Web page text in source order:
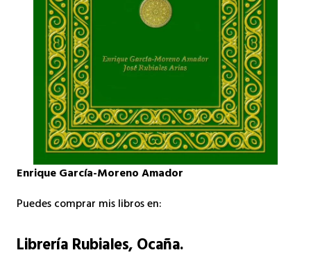
Enrique García-Moreno Amador
Puedes comprar mis libros en:
Librería Rubiales, Ocaña.